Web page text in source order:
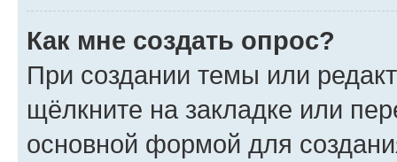
Как мне создать опрос?
При создании темы или
щёлкните на закладке или
основной формой для